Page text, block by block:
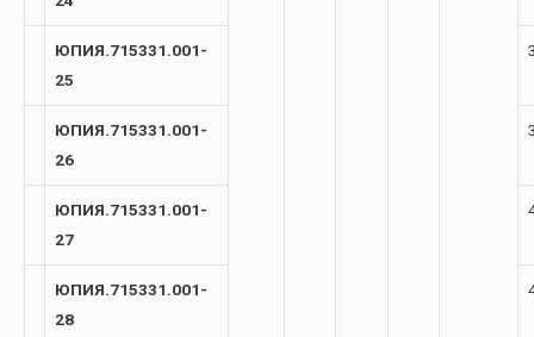
ЮПИЯ.715331.001-
25
ЮПИЯ.715331.001-
26
ЮПИЯ.715331.001-
27
ЮПИЯ.715331.001-
28